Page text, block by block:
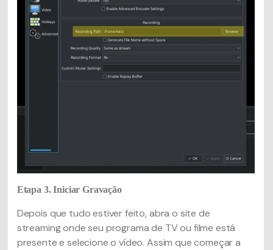
Etapa 3. Iniciar Gravação
Depois que tudo estiver feito, abra o site de
streaming onde seu programa de TV ou filme está
presente e selecione o vídeo. Assim que começar a